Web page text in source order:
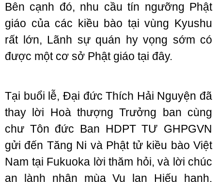
Bên cạnh đó, nhu cầu tín ngưỡng Phật
giáo của các kiều bào tại vùng Kyushu
rất lớn, Lãnh sự quán hy vọng sớm có
được một cơ sở Phật giáo tại đây.
Tại buổi lễ, Đại đức Thích Hải Nguyện đã
thay lời Hoà thượng Trưởng ban cùng
chư Tôn đức Ban HDPT TƯ GHPGVN
gửi đến Tăng Ni và Phật tử kiều bào Việt
Nam tại Fukuoka lời thăm hỏi, và lời chúc
an lành nhân mùa Vu lan Hiếu hạnh.